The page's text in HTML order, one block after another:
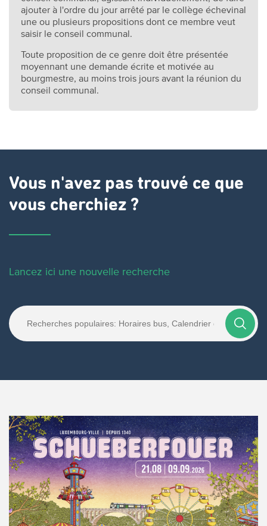
ajouter à l'ordre du jour arrêté par le collège échevinal
une ou plusieurs propositions dont ce membre veut
saisir le conseil communal.
Toute proposition de ce genre doit être présentée
moyennant une demande écrite et motivée au
bourgmestre, au moins trois jours avant la réunion du
conseil communal.
Vous n'avez pas trouvé ce que
vous cherchiez ?
Lancez ici une nouvelle recherche